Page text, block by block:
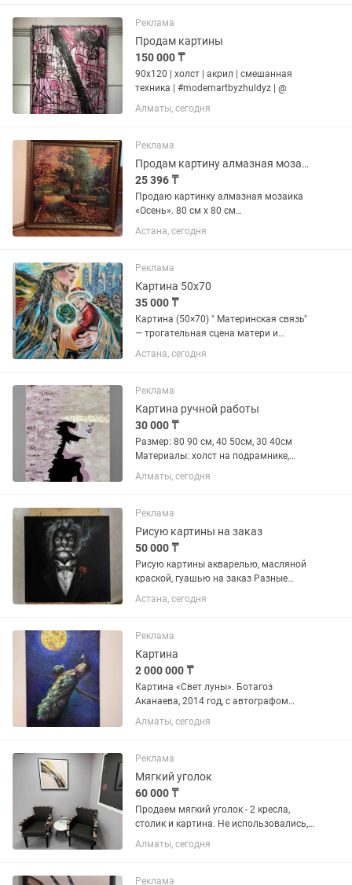
Реклама
Продам картины
150 000 ₸
90х120 | холст | акрил | смешанная
техника | #modernartbyzhuldyz | @
Алматы, сегодня
Реклама
Продам картину алмазная мозаика Осень
25 396 ₸
Продаю картинку алмазная мозаика
«Осень». 80 см х 80 см
Новая.Прекрасный подарок для всех.
Есть скидка. Район Ботанический
Астана, сегодня
Реклама
Картина 50х70
35 000 ₸
Картина (50×70) " Материнская связь"
— трогательная сцена матери и
ребёнка. Символ любви, защиты и
света, который наполняет
Идеально для интерьера, где важны
уют и...
Астана, сегодня
Реклама
Картина ручной работы
30 000 ₸
Размер: 80 90 см, 40 50см, 30 40см
Материалы: холст на подрамнике,
акриловые краски, золотая поталь,
текстурные элементы. Картина
минималистичном стиле. Золотые
акценты...
Алматы, сегодня
Реклама
Рисую картины на заказ
50 000 ₸
Рисую картины акварелью, масляной
краской, гуашью на заказ Разные
направления: пейзаж, семейный
портрет, натюрморт, городской пейзаж,
любой сложности и...
Астана, сегодня
Реклама
Картина
2 000 000 ₸
Картина «Свет луны». Ботагоз
Аканаева, 2014 год, с автографом
художницы. Оригинал. 160х90.
Вертикальное расположение. Богатая
Алматы, сегодня
Реклама
Мягкий уголок
60 000 ₸
Продаем мягкий уголок - 2 кресла,
столик и картина. Не использовались,
новые
Алматы, сегодня
Реклама